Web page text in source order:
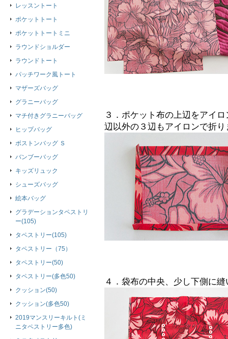
３．ポケット布の上辺をアイ
辺以外の３辺もアイロンで折り
４．袋布の中央、少し下側に
レッスントート
ポケットトート
ポケットトートミニ
ラウンドショルダー
ラウンドトート
パッチワーク風トート
マザーズバッグ
グラニーバッグ
マチ付きグラニーバッグ
ヒップバッグ
ボストンバッグ Ｓ
バンブーバッグ
キッズリュック
シューズバッグ
絵本バッグ
グラデーションタペストリ
ー(105)
タペストリー(105)
タペストリー（75）
タペストリー(50)
タペストリー(多色50)
クッション(50)
クッション(多色50)
2019マンスリーキルト(ミ
ニタペストリー多色)